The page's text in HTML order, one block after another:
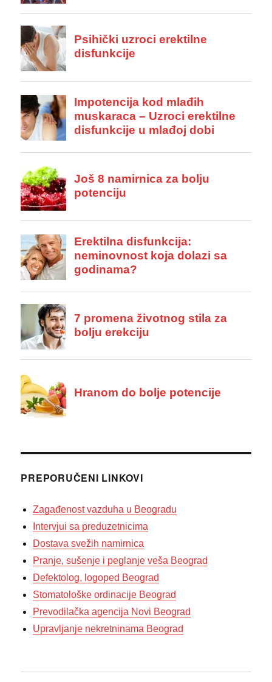
PREPORUČENI LINKOVI
Zagađenost vazduha u Beogradu
Intervjui sa preduzetnicima
Dostava svežih namirnica
Pranje, sušenje i peglanje veša Beograd
Defektolog, logoped Beograd
Stomatološke ordinacije Beograd
Prevodilačka agencija Novi Beograd
Upravljanje nekretninama Beograd